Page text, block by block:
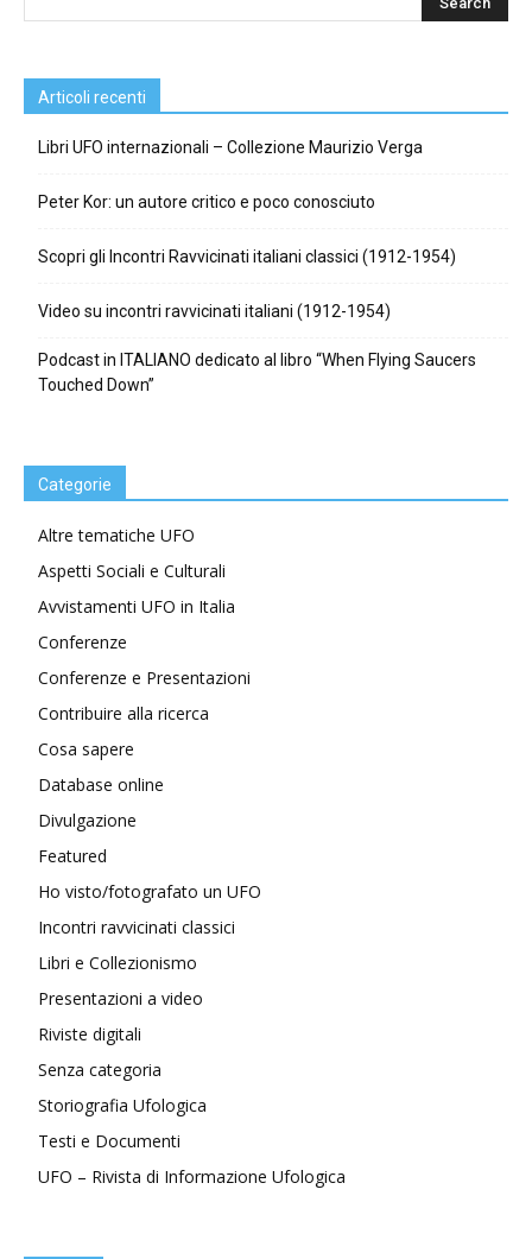
Articoli recenti
Libri UFO internazionali – Collezione Maurizio Verga
Peter Kor: un autore critico e poco conosciuto
Scopri gli Incontri Ravvicinati italiani classici (1912-1954)
Video su incontri ravvicinati italiani (1912-1954)
Podcast in ITALIANO dedicato al libro “When Flying Saucers
Touched Down”
Categorie
Altre tematiche UFO
Aspetti Sociali e Culturali
Avvistamenti UFO in Italia
Conferenze
Conferenze e Presentazioni
Contribuire alla ricerca
Cosa sapere
Database online
Divulgazione
Featured
Ho visto/fotografato un UFO
Incontri ravvicinati classici
Libri e Collezionismo
Presentazioni a video
Riviste digitali
Senza categoria
Storiografia Ufologica
Testi e Documenti
UFO – Rivista di Informazione Ufologica